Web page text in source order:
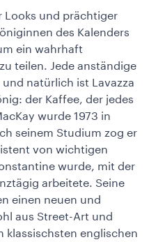
Looks und prächtiger
des Kalenders
ein wahrhaft
teilen. Jede anständige
natürlich ist Lavazza
der Kaffee, der jedes
wurde 1973 in
seinem Studium zog er
von wichtigen
wurde, mit der
arbeitete. Seine
einen neuen und
aus Street-Art und
klassischsten englischen